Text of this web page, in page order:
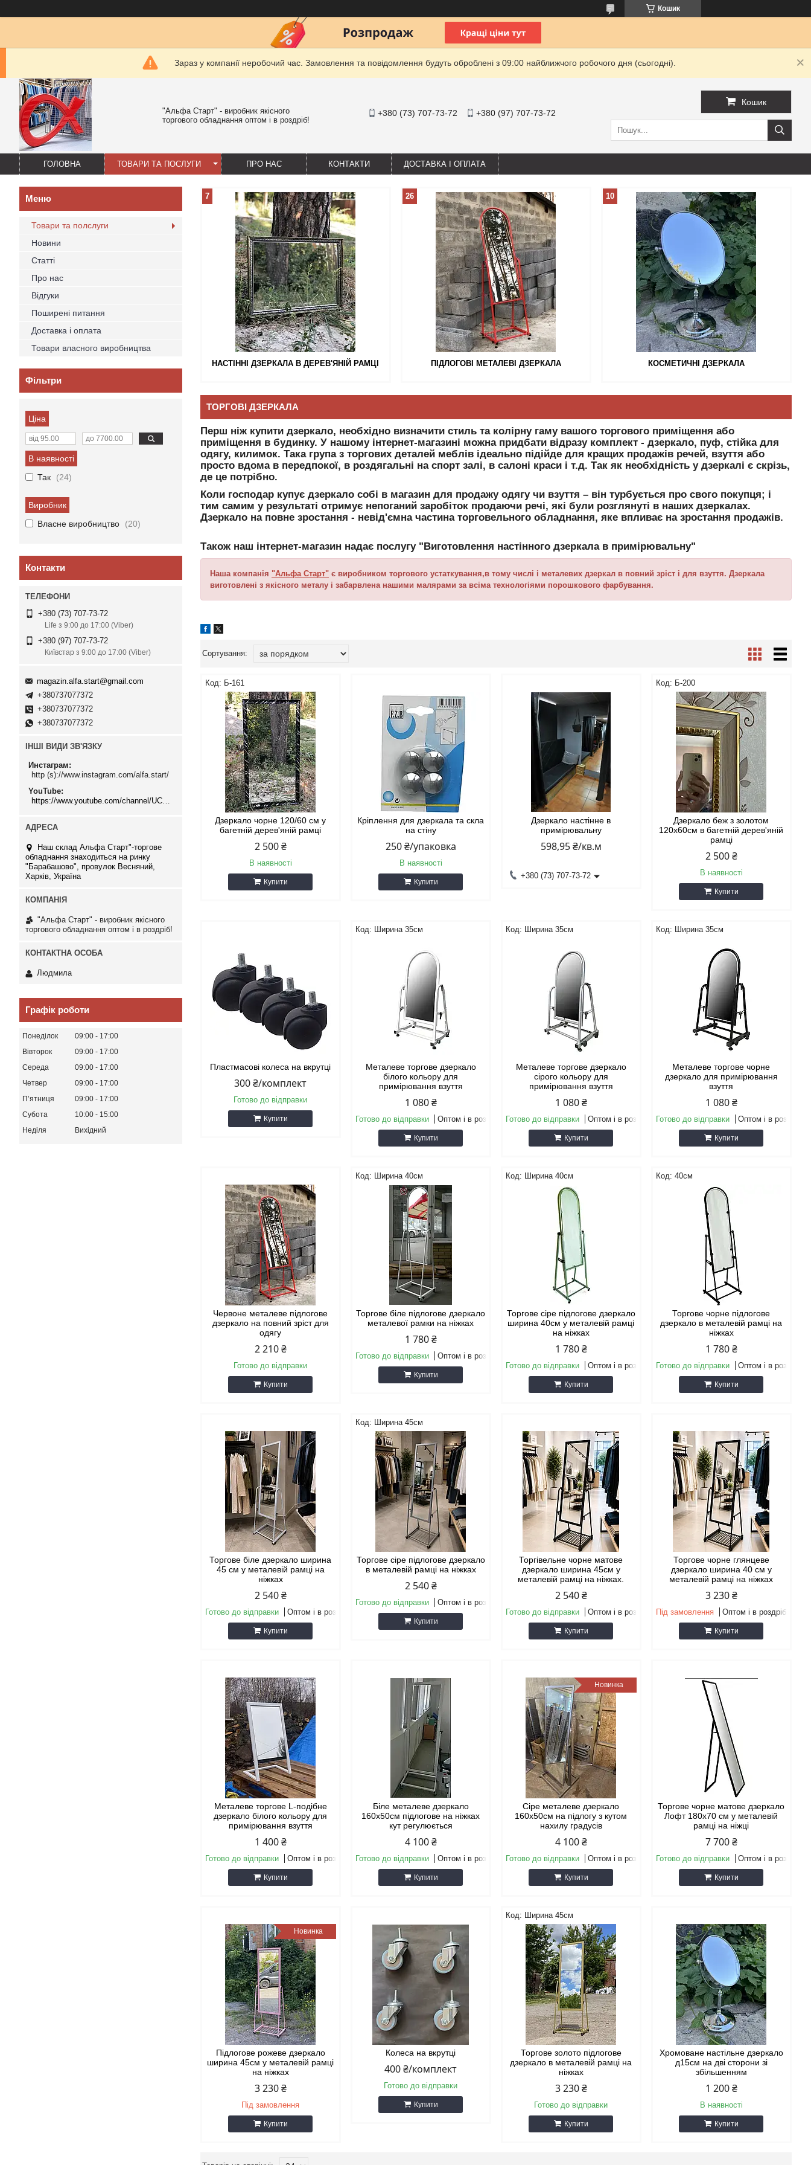
Кошик
Зараз у компанії неробочий час. Замовлення та повідомлення будуть оброблені з 09:00 найближчого робочого дня (сьогодні).
"Альфа Старт" - виробник якісного
торгового обладнання оптом і в роздріб!
+380 (73) 707-73-72 +380 (97) 707-73-72
Кошик
ГОЛОВНА ТОВАРИ ТА ПОСЛУГИ ПРО НАС КОНТАКТИ ДОСТАВКА І ОПЛАТА
НАСТІННІ ДЗЕРКАЛА В ДЕРЕВ'ЯНІЙ РАМЦІ
7
ПІДЛОГОВІ МЕТАЛЕВІ ДЗЕРКАЛА
26
КОСМЕТИЧНІ ДЗЕРКАЛА
10
ТОРГОВІ ДЗЕРКАЛА
Перш ніж купити дзеркало, необхідно визначити стиль та колірну гаму вашого торгового приміщення або
приміщення в будинку. У нашому інтернет-магазині можна придбати відразу комплект - дзеркало, пуф, стійка для
одягу, килимок. Така група з торгових деталей меблів ідеально підійде для кращих продажів речей, взуття або
просто вдома в передпокої, в роздягальні на спорт залі, в салоні краси і т.д. Так як необхідність у дзеркалі є скрізь,
де це потрібно.
Коли господар купує дзеркало собі в магазин для продажу одягу чи взуття – він турбується про свого покупця; і
тим самим у результаті отримує непоганий заробіток продаючи речі, які були розглянуті в наших дзеркалах.
Дзеркало на повне зростання - невід'ємна частина торговельного обладнання, яке впливає на зростання продажів.
Також наш інтернет-магазин надає послугу "Виготовлення настінного дзеркала в примірювальну"
Наша компанія "Альфа Старт" є виробником торгового устаткування,в тому числі і металевих дзеркал в повний зріст і для взуття. Дзеркала
виготовлені з якісного металу і забарвлена нашими малярами за всіма технологіями порошкового фарбування.
Б-161
Дзеркало чорне 120/60 см у
багетній дерев'яній рамці
2 500 ₴
В наявності
Купити
Кріплення для дзеркала та скла
на стіну
250 ₴/упаковка
В наявності
Купити
Дзеркало настінне в
примірювальну
598,95 ₴/кв.м
+380 (73) 707-73-72
Б-200
Дзеркало беж з золотом
120х60см в багетній дерев'яній
рамці
2 500 ₴
В наявності
Купити
Пластмасові колеса на вкрутці
300 ₴/комплект
Готово до відправки
Купити
Ширина 35см
Металеве торгове дзеркало
білого кольору для
примірювання взуття
1 080 ₴
Готово до відправки Оптом і в роздріб
Купити
Ширина 35см
Металеве торгове дзеркало
сірого кольору для
примірювання взуття
1 080 ₴
Готово до відправки Оптом і в роздріб
Купити
Ширина 35см
Металеве торгове чорне
дзеркало для примірювання
взуття
1 080 ₴
Готово до відправки Оптом і в роздріб
Купити
Червоне металеве підлогове
дзеркало на повний зріст для
одягу
2 210 ₴
Готово до відправки
Купити
Ширина 40см
Торгове біле підлогове дзеркало
металевої рамки на ніжках
1 780 ₴
Готово до відправки Оптом і в роздріб
Купити
Ширина 40см
Торгове сіре підлогове дзеркало
ширина 40см у металевій рамці
на ніжках
1 780 ₴
Готово до відправки Оптом і в роздріб
Купити
40см
Торгове чорне підлогове
дзеркало в металевій рамці на
ніжках
1 780 ₴
Готово до відправки Оптом і в роздріб
Купити
Торгове біле дзеркало ширина
45 см у металевій рамці на
ніжках
2 540 ₴
Готово до відправки Оптом і в роздріб
Купити
Ширина 45см
Торгове сіре підлогове дзеркало
в металевій рамці на ніжках
2 540 ₴
Готово до відправки Оптом і в роздріб
Купити
Торгівельне чорне матове
дзеркало ширина 45см у
металевій рамці на ніжках.
2 540 ₴
Готово до відправки Оптом і в роздріб
Купити
Торгове чорне глянцеве
дзеркало ширина 40 см у
металевій рамці на ніжках
3 230 ₴
Під замовлення Оптом і в роздріб
Купити
Металеве торгове L-подібне
дзеркало білого кольору для
примірювання взуття
1 400 ₴
Готово до відправки Оптом і в роздріб
Купити
Біле металеве дзеркало
160х50см підлогове на ніжках
кут регулюється
4 100 ₴
Готово до відправки Оптом і в роздріб
Купити
Новинка
Сіре металеве дзеркало
160х50см на підлогу з кутом
нахилу градусів
4 100 ₴
Готово до відправки Оптом і в роздріб
Купити
Торгове чорне матове дзеркало
Лофт 180х70 см у металевій
рамці на ніжці
7 700 ₴
Готово до відправки Оптом і в роздріб
Купити
Новинка
Підлогове рожеве дзеркало
ширина 45см у металевій рамці
на ніжках
3 230 ₴
Під замовлення
Купити
Колеса на вкрутці
400 ₴/комплект
Готово до відправки
Купити
Ширина 45см
Торгове золото підлогове
дзеркало в металевій рамці на
ніжках
3 230 ₴
Готово до відправки
Купити
Хромоване настільне дзеркало
д15см на дві сторони зі
збільшенням
1 200 ₴
В наявності
Купити
Товари та полслуги
Новини
Статті
Про нас
Відгуки
Поширені питання
Доставка і оплата
Товари власного виробництва
Фільтри
Ціна
В наявності
Так
24
Виробник
Власне виробництво
20
Контакти
+380 (73) 707-73-72
Life з 9:00 до 17:00 (Viber)
+380 (97) 707-73-72
Київстар з 9:00 до 17:00 (Viber)
magazin.alfa.start@gmail.com
+380737077372
+380737077372
+380737077372
ІНШІ ВИДИ ЗВ'ЯЗКУ
Инстаграм
http (s)://www.instagram.com/alfa.start/
YouTube
Наш склад Альфа Старт"-торгове
обладнання знаходиться на ринку
"Барабашово", провулок Весняний,
Харків, Україна
"Альфа Старт" - виробник якісного
торгового обладнання оптом і в роздріб!
Людмила
Графік роботи
Понеділок 09:00
17:00
Вівторок
09:00
17:00
Середа
09:00
17:00
Четвер
09:00
17:00
Пʼятниця
09:00
17:00
Субота
10:00
15:00
Неділя
Вихідний